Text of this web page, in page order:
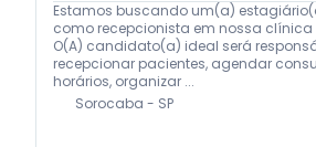
Estamos buscando um(a)
como recepcionista em nossa
O(A) candidato(a) ideal será
recepcionar pacientes, agendar
horários, organizar ...
Sorocaba - SP